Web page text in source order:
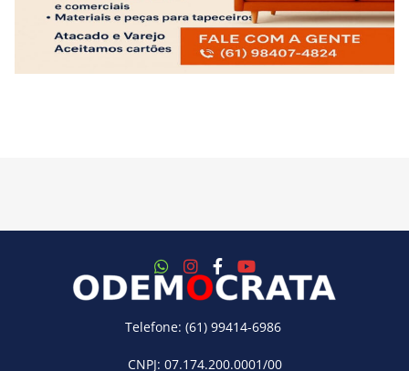
Telefone: (61) 99414-6986
CNPJ: 07.174.200.0001/00